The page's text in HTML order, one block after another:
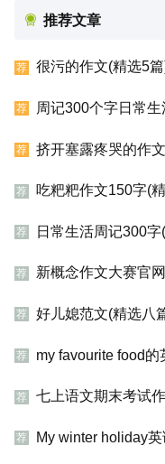
推荐文章
荐 很污的作文(精选5
荐 周记300个字日常
荐 挤开塞露疼哭的作文
荐 吃粑粑作文150字(
荐 日常生活周记300
荐 新概念作文大赛官网
荐 好儿媳范文(精选八
荐 my favourite food
荐 七上语文期末考试
荐 My winter holiday